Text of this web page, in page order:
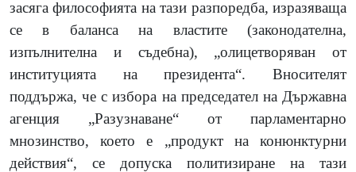
засяга философията на тази разпоредба, изразяваща
се в баланса на властите (законодателна,
изпълнителна и съдебна), „олицетворяван от
институцията на президента“. Вносителят
поддържа, че с избора на председател на Държавна
агенция „Разузнаване“ от парламентарно
мнозинство, което е „продукт на конюнктурни
действия“, се допуска политизиране на тази